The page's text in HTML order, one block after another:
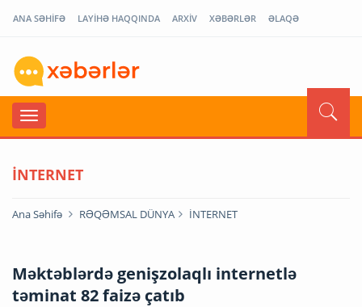
ANA SƏHİFƏ LAYİHƏ HAQQINDA ARXİV XƏBƏRLƏR ƏLAQƏ
İNTERNET
Ana Səhifə RƏQƏMSAL DÜNYA İNTERNET
Məktəblərdə genişzolaqlı internetlə
təminat 82 faizə çatıb